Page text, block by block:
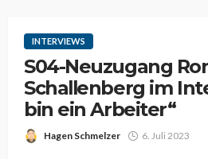
INTERVIEWS
S04-Neuzugang
Schallenberg im
bin ein Arbeiter“
Hagen Schmelzer 6. Juli 2023